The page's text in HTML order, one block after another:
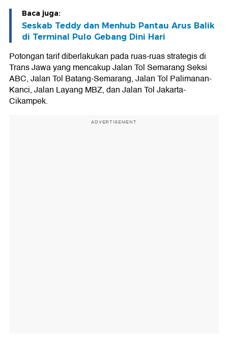
Baca juga:
Seskab Teddy dan Menhub Pantau Arus Balik
di Terminal Pulo Gebang Dini Hari
Potongan tarif diberlakukan pada ruas-ruas strategis di
Trans Jawa yang mencakup Jalan Tol Semarang Seksi
ABC, Jalan Tol Batang-Semarang, Jalan Tol Palimanan-
Kanci, Jalan Layang MBZ, dan Jalan Tol Jakarta-
Cikampek.
ADVERTISEMENT